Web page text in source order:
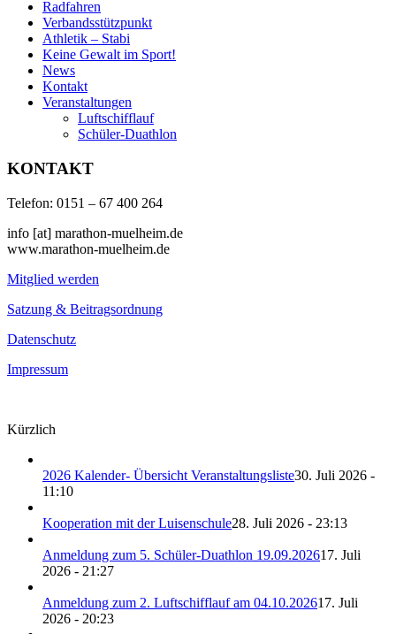
Radfahren
Verbandsstützpunkt
Athletik – Stabi
Keine Gewalt im Sport!
News
Kontakt
Veranstaltungen
Luftschifflauf
Schüler-Duathlon
KONTAKT
Telefon: 0151 – 67 400 264
info [at] marathon-muelheim.de
www.marathon-muelheim.de
Mitglied werden
Satzung & Beitragsordnung
Datenschutz
Impressum
Kürzlich
2026 Kalender- Übersicht Veranstaltungsliste30. Juli 2026 -
11:10
Kooperation mit der Luisenschule28. Juli 2026 - 23:13
Anmeldung zum 5. Schüler-Duathlon 19.09.202617. Juli
2026 - 21:27
Anmeldung zum 2. Luftschifflauf am 04.10.202617. Juli
2026 - 20:23